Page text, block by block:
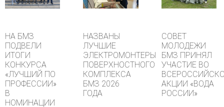
НА БМЗ
ПОДВЕЛИ
ИТОГИ
КОНКУРСА
«ЛУЧШИЙ ПО
ПРОФЕССИИ»
В
НОМИНАЦИИ
НАЗВАНЫ
ЛУЧШИЕ
ЭЛЕКТРОМОНТЕРЫ
ПОВЕРХНОСТНОГО
КОМПЛЕКСА
БМЗ 2026
ГОДА
СОВЕТ
МОЛОДЕЖИ
БМЗ ПРИНЯЛ
УЧАСТИЕ ВО
АКЦИИ «ВОДА
РОССИИ»